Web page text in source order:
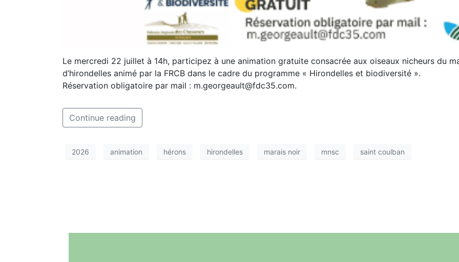
Le mercredi 22 juillet à 14h, participez à une animation gratuite consacrée aux oiseaux nicheurs du
d’hirondelles animé par la FRCB dans le cadre du programme « Hirondelles et biodiversité ».
Réservation obligatoire par mail : m.georgeault@fdc35.com.
Continue reading
2026 animation hérons hirondelles marais noir mnsc saint coulban